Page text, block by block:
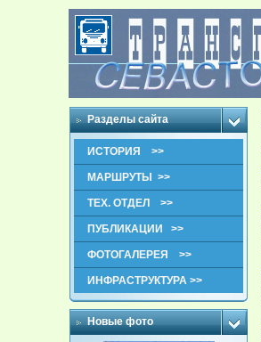
Разделы сайта
ИСТОРИЯ >>
МАРШРУТЫ >>
ТЕХ. ОТДЕЛ >>
ПУБЛИКАЦИИ >>
ФОТОГАЛЕРЕЯ >>
ИНФРАСТРУКТУРА >>
Новые фото